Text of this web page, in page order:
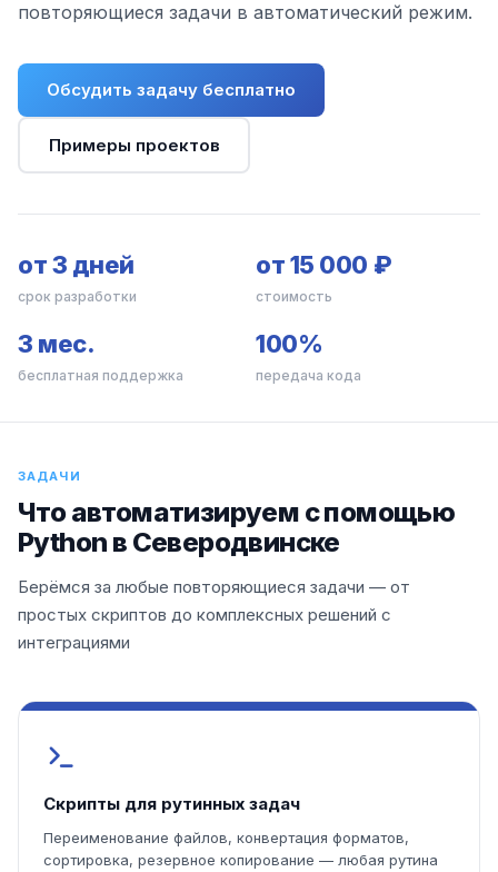
повторяющиеся задачи в автоматический режим.
Обсудить задачу бесплатно
Примеры проектов
от 3 дней
срок разработки
от 15 000 ₽
стоимость
3 мес.
бесплатная поддержка
100%
передача кода
ЗАДАЧИ
Что автоматизируем с помощью
Python в Северодвинске
Берёмся за любые повторяющиеся задачи — от
простых скриптов до комплексных решений с
интеграциями
Скрипты для рутинных задач
Переименование файлов, конвертация форматов,
сортировка, резервное копирование — любая рутина